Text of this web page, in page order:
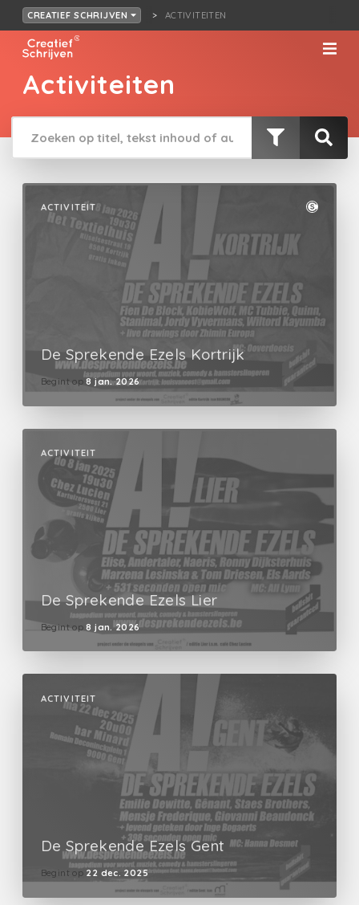
CREATIEF SCHRIJVEN ACTIVITEITEN
Activiteiten
ACTIVITEIT
De Sprekende Ezels Kortrijk
Begint op 8 jan. 2026
ACTIVITEIT
De Sprekende Ezels Lier
Begint op 8 jan. 2026
ACTIVITEIT
De Sprekende Ezels Gent
Begint op 22 dec. 2025